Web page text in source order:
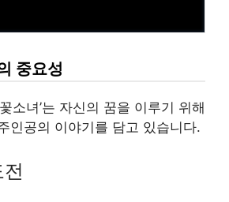
중요성
소녀’는 자신의 꿈을 이루기 위해
인공의 이야기를 담고 있습니다.